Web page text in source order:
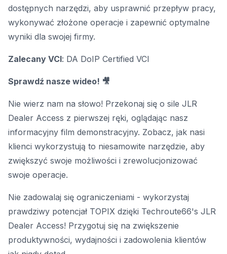
dostępnych narzędzi, aby usprawnić przepływ pracy,
wykonywać złożone operacje i zapewnić optymalne
wyniki dla swojej firmy.
Zalecany VCI: DA DoIP Certified VCI
Sprawdź nasze wideo! 🎥
Nie wierz nam na słowo! Przekonaj się o sile JLR
Dealer Access z pierwszej ręki, oglądając nasz
informacyjny film demonstracyjny. Zobacz, jak nasi
klienci wykorzystują to niesamowite narzędzie, aby
zwiększyć swoje możliwości i zrewolucjonizować
swoje operacje.
Nie zadowalaj się ograniczeniami - wykorzystaj
prawdziwy potencjał TOPIX dzięki Techroute66's JLR
Dealer Access! Przygotuj się na zwiększenie
produktywności, wydajności i zadowolenia klientów